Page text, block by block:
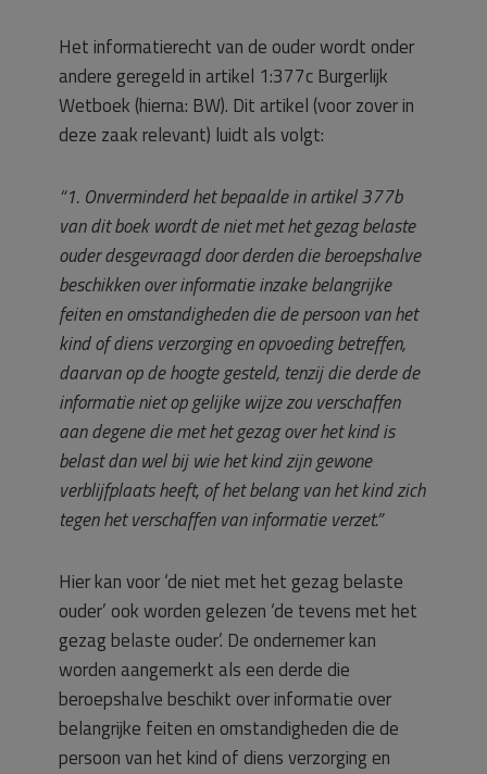
Het informatierecht van de ouder wordt onder
andere geregeld in artikel 1:377c Burgerlijk
Wetboek (hierna: BW). Dit artikel (voor zover in
deze zaak relevant) luidt als volgt:
“1. Onverminderd het bepaalde in artikel 377b
van dit boek wordt de niet met het gezag belaste
ouder desgevraagd door derden die beroepshalve
beschikken over informatie inzake belangrijke
feiten en omstandigheden die de persoon van het
kind of diens verzorging en opvoeding betreffen,
daarvan op de hoogte gesteld, tenzij die derde de
informatie niet op gelijke wijze zou verschaffen
aan degene die met het gezag over het kind is
belast dan wel bij wie het kind zijn gewone
verblijfplaats heeft, of het belang van het kind zich
tegen het verschaffen van informatie verzet.”
Hier kan voor ‘de niet met het gezag belaste
ouder’ ook worden gelezen ‘de tevens met het
gezag belaste ouder’. De ondernemer kan
worden aangemerkt als een derde die
beroepshalve beschikt over informatie over
belangrijke feiten en omstandigheden die de
persoon van het kind of diens verzorging en